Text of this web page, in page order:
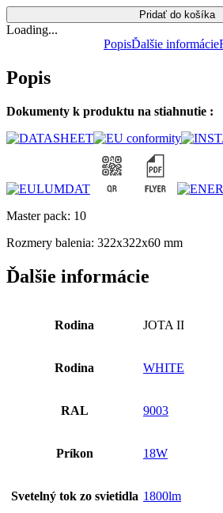
Pridať do košíka
Loading...
PopisĎalšie informácie
Popis
Dokumenty k produktu na stiahnutie :
Master pack: 10
Rozmery balenia: 322x322x60 mm
Ďalšie informácie
Rodina JOTA II
Rodina WHITE
RAL 9003
Príkon 18W
Svetelný tok zo svietidla 1800lm